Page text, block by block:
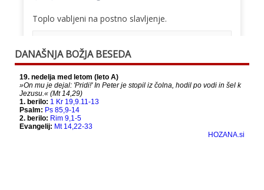
Toplo vabljeni na postno slavljenje.
When this happens, it's usually because the
owner only shared it with a small group of
people, changed who can see it or it's been
deleted.
View on Facebook
DANAŠNJA BOŽJA BESEDA